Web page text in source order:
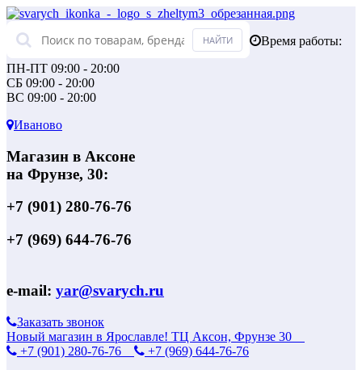
Время работы:
ПН-ПТ 09:00 - 20:00
СБ 09:00 - 20:00
ВС 09:00 - 20:00
Иваново
Магазин в Аксоне
на Фрунзе, 30:
+7 (901) 280-76-76
+7 (969) 644-76-76
e-mail: yar@svarych.ru
Заказать звонок
Новый магазин в Ярославле! ТЦ Аксон, Фрунзе 30
+7 (901) 280-76-76
+7 (969) 644-76-76